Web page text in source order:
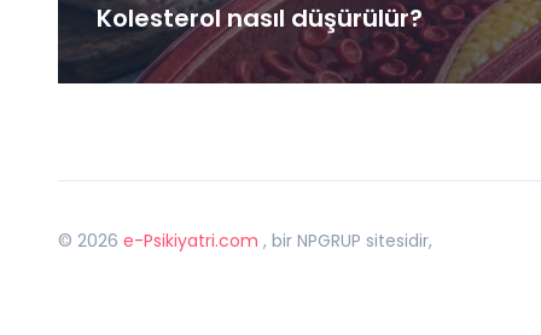
Kolesterol nasıl düşürülür?
© 2026 e-Psikiyatri.com , bir NPGRUP sitesidir,